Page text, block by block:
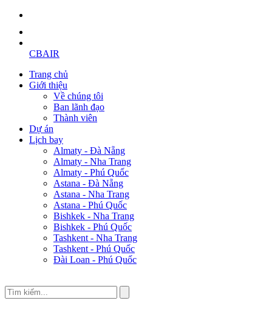
CBAIR
Trang chủ
Giới thiệu
Về chúng tôi
Ban lãnh đạo
Thành viên
Dự án
Lịch bay
Almaty - Đà Nẵng
Almaty - Nha Trang
Almaty - Phú Quốc
Astana - Đà Nẵng
Astana - Nha Trang
Astana - Phú Quốc
Bishkek - Nha Trang
Bishkek - Phú Quốc
Tashkent - Nha Trang
Tashkent - Phú Quốc
Đài Loan - Phú Quốc